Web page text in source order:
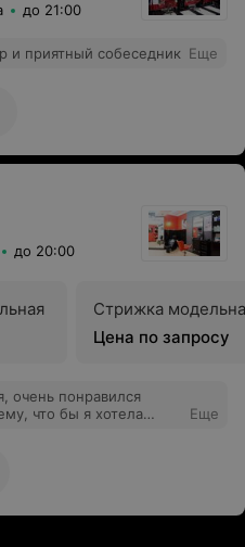
до 21:00
и приятный собеседник Еще
до 20:00
Стрижка
Цена по запросу
очень понравился
что бы я хотела
спрашивают каждый
Еще